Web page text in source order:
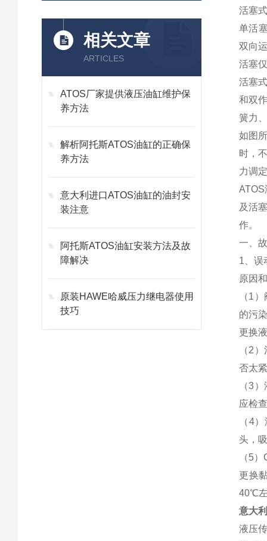
相关文章
ARTICLES
ATOS厂家提供液压油缸维护保
养方法
解析阿托斯ATOS油缸的正确保
养方法
意大利进口ATOS油缸的油封安
装注意
阿托斯ATOS油缸安装方法及故
障解决
原装HAWE哈威压力继电器使用
技巧
活塞
单活
双向
活塞
活塞
和双
簧力
如图
时，
力调
及活
作。
一、
1、误
原因
（1
的污
更换
（2
否太
（3
应检
（4
头，
（5
更换
40℃
意大
液压